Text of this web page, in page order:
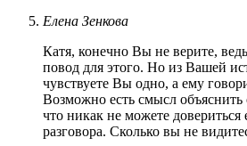
Елена Зенкова
Катя, конечно Вы не верите,
повод для этого. Но из Вашей
чувствуете Вы одно, а ему
Возможно есть смысл объяснить
что никак не можете довериться
разговора. Сколько вы не